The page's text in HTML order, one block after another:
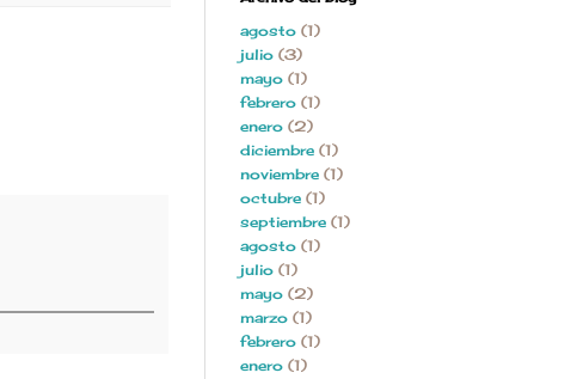
agosto (1)
julio (3)
mayo (1)
febrero (1)
enero (2)
diciembre (1)
noviembre (1)
octubre (1)
septiembre (1)
agosto (1)
julio (1)
mayo (2)
marzo (1)
febrero (1)
enero (1)